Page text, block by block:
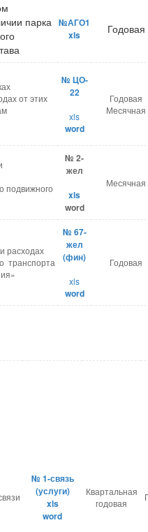
парка №АГО1
xls
Годовая
от этих
№ ЦО-
22
xls
word
Годовая
Месячная
подвижного
№ 2-
жел
xls
word
Месячная
расходах
транспорта
№ 67-
жел
(фин)
xls
word
Годовая
№ 1-связь
(услуги)
xls
word
Квартальная
годовая